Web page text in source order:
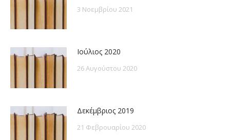
3 Νοεμβρίου 2021
Ιούλιος 2020
26 Αυγούστου 2020
Δεκέμβριος 2019
21 Φεβρουαρίου 2020